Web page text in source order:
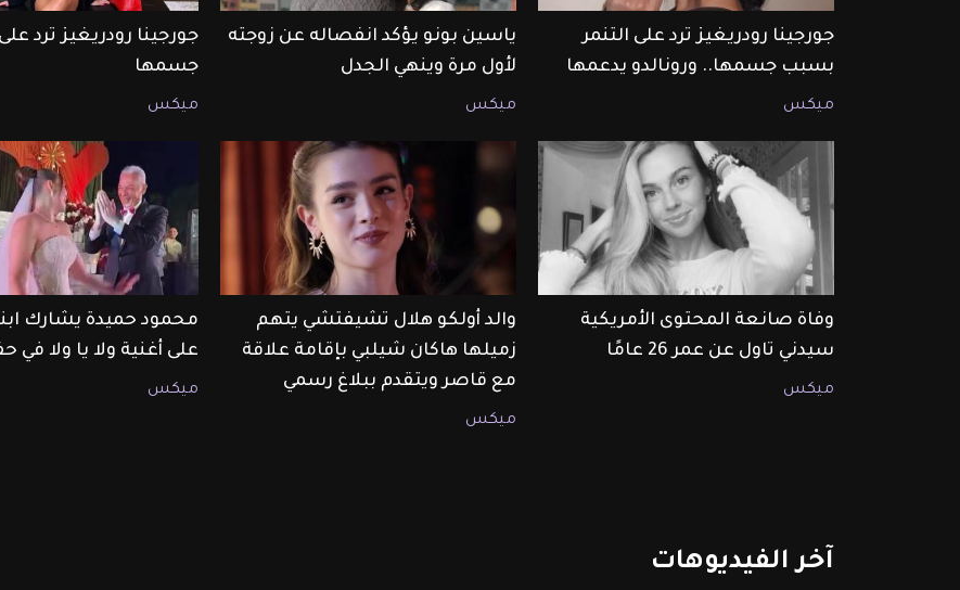
جورجينا رودريغيز ترد على التنمر
بسبب جسمها.. ورونالدو يدعمها
ميكس
ياسين بونو يؤكد انفصاله عن زوجته
لأول مرة وينهي الجدل
ميكس
جورجينا رودريغيز ترد
جسمها
ميكس
وفاة صانعة المحتوى الأمريكية
سيدني تاول عن عمر 26 عامًا
ميكس
والد أولكو هلال تشيفتشي يتهم
زميلها هاكان شيلبي بإقامة علاقة
مع قاصر ويتقدم ببلاغ رسمي
ميكس
محمود حميدة يشارك
على أغنية ولا يا ولا في
ميكس
آخر الفيديوهات